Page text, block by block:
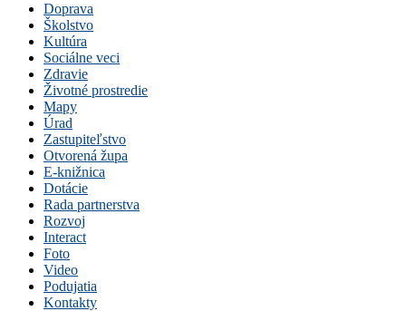
Doprava
Školstvo
Kultúra
Sociálne veci
Zdravie
Životné prostredie
Mapy
Úrad
Zastupiteľstvo
Otvorená župa
E-knižnica
Dotácie
Rada partnerstva
Rozvoj
Interact
Foto
Video
Podujatia
Kontakty